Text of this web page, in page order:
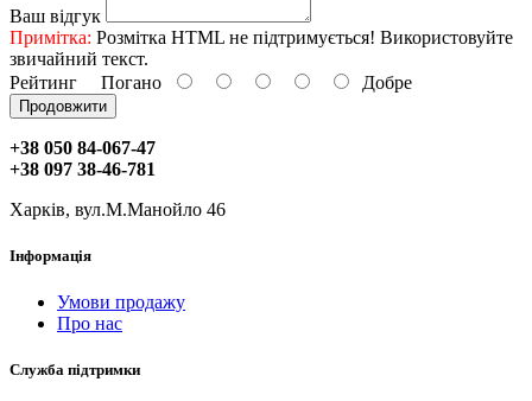
Ваш відгук
Примітка: Розмітка HTML не підтримується! Використовуйте
звичайний текст.
Рейтинг Погано Добре
Продовжити
+38 050 84-067-47
+38 097 38-46-781
Харків, вул.М.Манойло 46
Інформація
Умови продажу
Про нас
Служба підтримки